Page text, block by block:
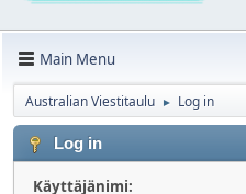
Main Menu
Australian Viestitaulu ► Log in
Log in
Käyttäjänimi: